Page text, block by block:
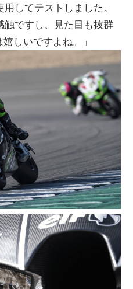
してテストしました。
触ですし、見た目も抜群
しいですよね。」